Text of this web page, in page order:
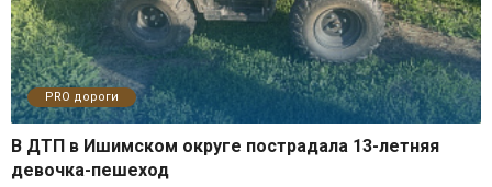
PRO дороги
В ДТП в Ишимском округе пострадала 13-летняя
девочка-пешеход